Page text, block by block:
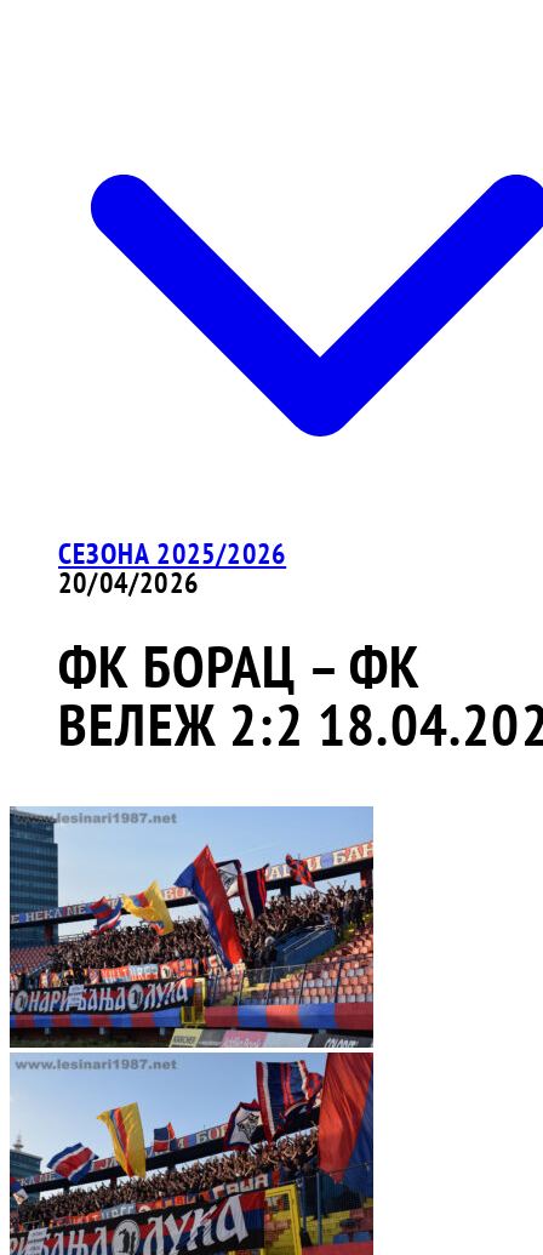
СЕЗОНА 2025/2026
20/04/2026
ФК БОРАЦ – ФК
ВЕЛЕЖ 2:2